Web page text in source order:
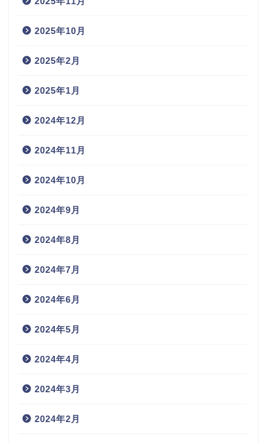
2025年10月
2025年2月
2025年1月
2024年12月
2024年11月
2024年10月
2024年9月
2024年8月
2024年7月
2024年6月
2024年5月
2024年4月
2024年3月
2024年2月